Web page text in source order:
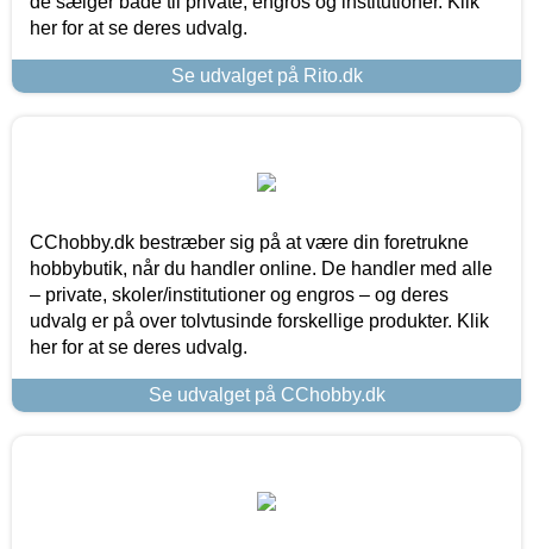
her for at se deres udvalg.
Se udvalget på Rito.dk
CChobby.dk bestræber sig på at være din foretrukne
hobbybutik, når du handler online. De handler med alle
– private, skoler/institutioner og engros – og deres
udvalg er på over tolvtusinde forskellige produkter. Klik
her for at se deres udvalg.
Se udvalget på CChobby.dk